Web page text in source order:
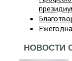
НОВОСТИ